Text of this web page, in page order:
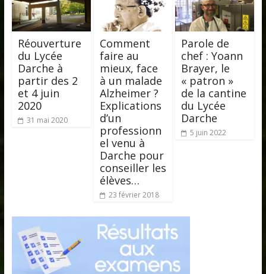
Réouverture
du Lycée
Darche à
partir des 2
et 4 juin
2020
31 mai 2020
Comment
faire au
mieux, face
à un malade
Alzheimer ?
Explications
d’un
professionn
el venu à
Darche pour
conseiller les
élèves…
23 février 2018
Parole de
chef : Yoann
Brayer, le
« patron »
de la cantine
du Lycée
Darche
5 juin 2022